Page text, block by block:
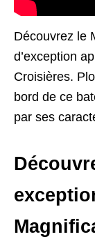
Découvrez le
d’exception
Croisières.
bord de ce
par ses